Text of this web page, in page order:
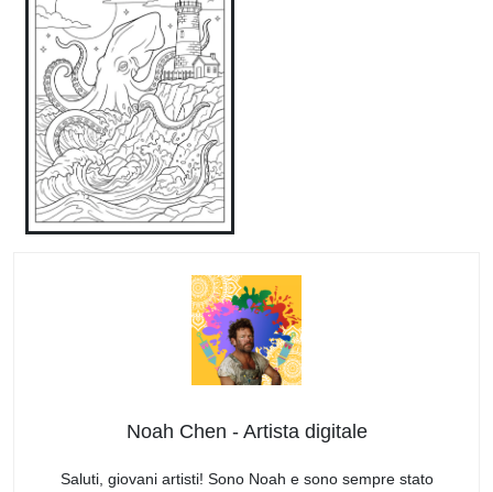
Noah Chen - Artista digitale
Saluti, giovani artisti! Sono Noah e sono sempre stato